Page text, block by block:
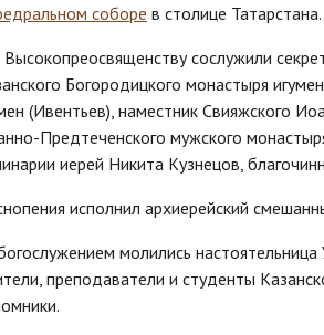
соборе в столице Татарстана.
Высокопреосвященству сослужили
Богородицкого монастыря
(Ивентьев), наместник Свияжского
Предтеченского мужского
иерей Никита Кузнецов,
исполнил архиерейский
молились
преподаватели и студенты